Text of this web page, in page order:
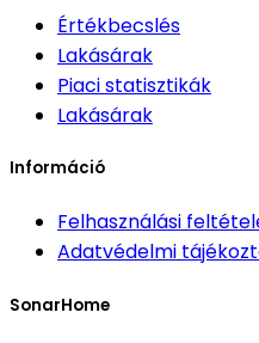
Értékbecslés
Lakásárak
Piaci statisztikák
Lakásárak
Információ
Felhasználási
Adatvédelmi
SonarHome